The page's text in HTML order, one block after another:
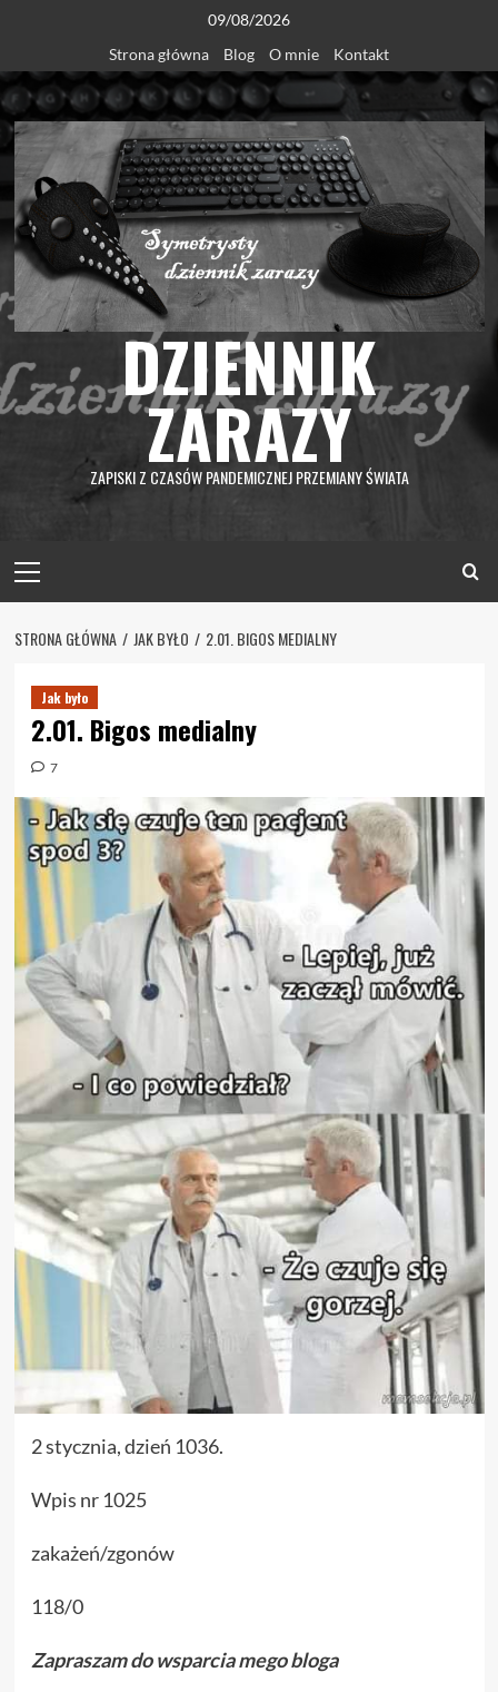
content
09/08/2026
Strona główna
Blog O mnie Kontakt
DZIENNIK
ZARAZY
ZAPISKI Z CZASÓW PANDEMICZNEJ PRZEMIANY ŚWIATA
Menu
STRONA GŁÓWNA JAK BYŁO 2.01. BIGOS MEDIALNY
Jak było
2.01. Bigos medialny
7
2 stycznia, dzień 1036.
Wpis nr 1025
zakażeń/zgonów
118/0
Zapraszam do wsparcia mego bloga